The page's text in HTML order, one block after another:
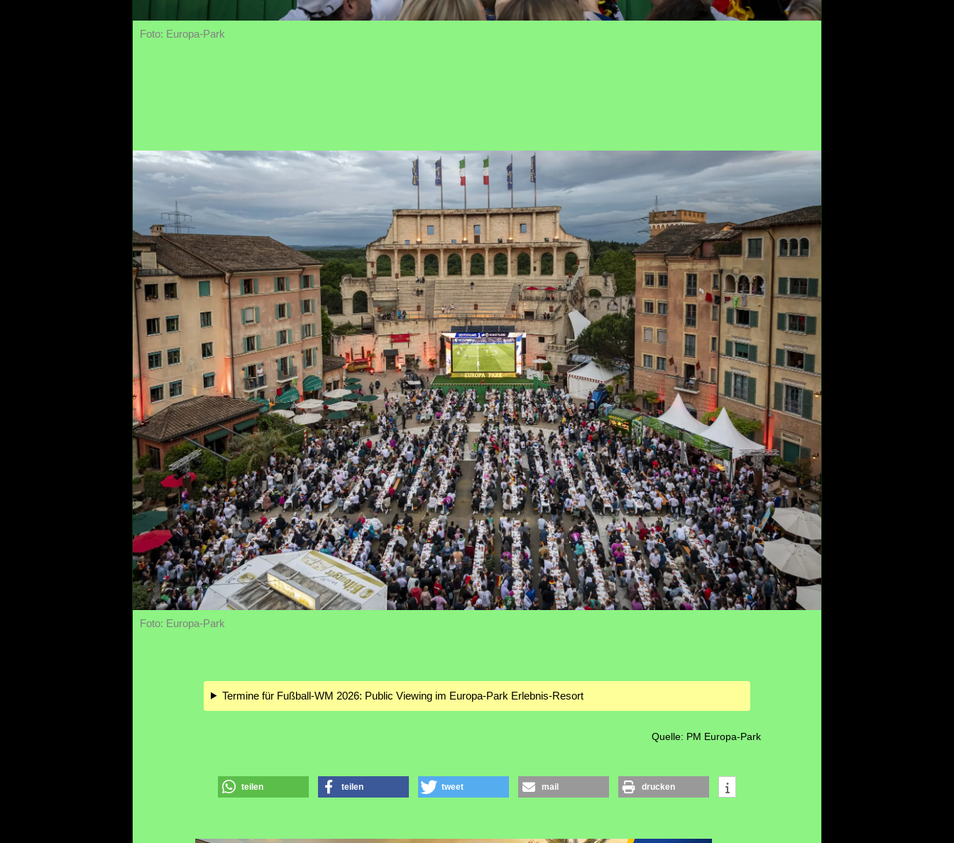
Foto: Europa-Park
Foto: Europa-Park
Termine für Fußball-WM 2026: Public Viewing im Europa-Park Erlebnis-Resort
Quelle: PM Europa-Park
teilen teilen tweet mail drucken